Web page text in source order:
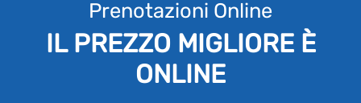
Prenotazioni Online
IL PREZZO MIGLIORE È
ONLINE